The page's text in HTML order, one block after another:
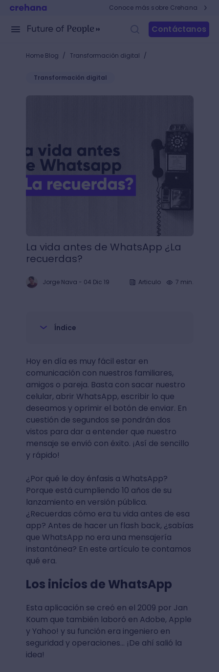
Conoce más sobre Crehana
Contáctanos
Home Blog / Transformación digital /
Transformación digital
La vida antes de WhatsApp ¿La
recuerdas?
Jorge Nava - 04 Dic 19 Articulo 7 min.
Índice
Hoy en día es muy fácil estar en
comunicación con nuestros familiares,
amigos o pareja. Basta con sacar nuestro
celular, abrir WhatsApp, escribir lo que
deseamos y oprimir el botón de enviar. En
cuestión de segundos se pondrán dos
vistos para dar a entender que nuestro
mensaje se envió con éxito. ¡Así de sencillo
y rápido!
¿Por qué le doy énfasis a WhatsApp?
Porque está cumpliendo 10 años de su
lanzamiento en versión pública.
¿Recuerdas cómo era tu vida antes de esa
app? Antes de hacer un flash back, ¿sabías
que WhatsApp no era una mensajería
instantánea? En este artículo te contamos
qué era.
Los inicios de WhatsApp
Esta aplicación se creó en el 2009 por Jan
Koum que también laboró en Adobe, Apple
y Yahoo! y su función era ingeniero en
seguridad y operaciones… ¡De ahí salió la
idea!